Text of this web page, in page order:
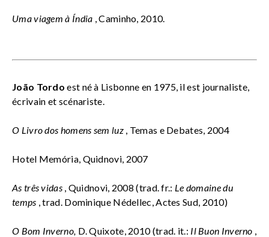
Uma viagem à Índia , Caminho, 2010.
João Tordoest né à Lisbonne en 1975, il est journaliste,
écrivain et scénariste.
O Livro dos homens sem luz , Temas e Debates, 2004
Hotel Memória, Quidnovi, 2007
As três vidas , Quidnovi, 2008 (trad. fr.: Le domaine du
temps , trad. Dominique Nédellec, Actes Sud, 2010)
O Bom Inverno, D. Quixote, 2010 (trad. it.: Il Buon Inverno ,